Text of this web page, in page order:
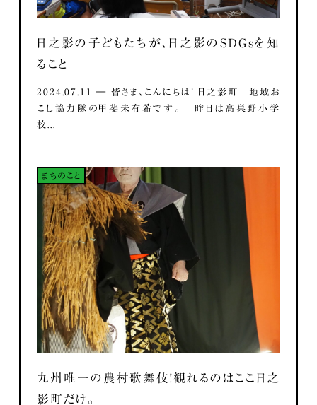
日之影の子どもたちが、日之影のSDGsを知
ること
2024.07.11 ― 皆さま、こんにちは！ 日之影町 地域お
こし協力隊の甲斐未有希です。 昨日は高巣野小学
校...
まちのこと
九州唯一の農村歌舞伎！観れるのはここ日之
影町だけ。